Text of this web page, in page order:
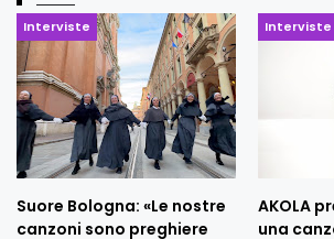
Interviste
Suore Bologna: «Le nostre
canzoni sono preghiere
Interviste
AKOLA
una